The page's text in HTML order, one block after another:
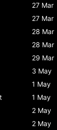
27 Mar
27 Mar
28 Mar
28 Mar
29 Mar
3 May
1 May
1 May
2 May
2 May